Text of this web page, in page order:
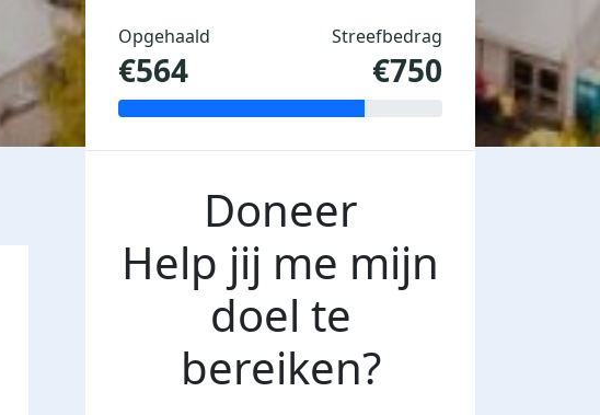
Opgehaald
€564
Streefbedrag
€750
Doneer
Help jij me mijn
doel te
bereiken?